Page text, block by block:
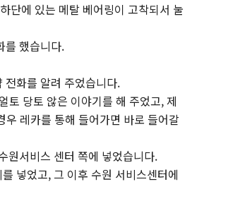
단에 있는 메탈 베어링이 고착되서 눌
를 했습니다.
전화를 알려 주었습니다.
토 당토 않은 이야기를 해 주었고, 제
레카를 통해 들어가면 바로 들어갈
원서비스 센터 쪽에 넣었습니다.
넣었고, 그 이후 수원 서비스센터에